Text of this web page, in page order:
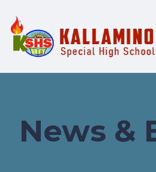
News &